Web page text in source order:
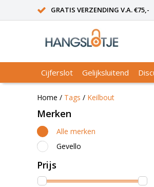
GRATIS VERZENDING V.A. €75,-
Cijferslot Gelijksluitend
Home / Tags / Keilbout
Merken
Alle merken
Gevello
Prijs